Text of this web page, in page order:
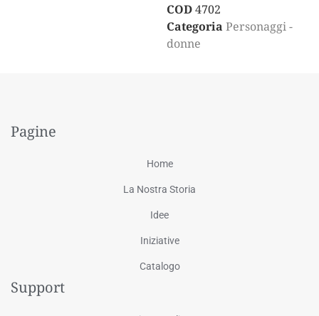
COD4702
Categoria Personaggi -
donne
Pagine
Home
La Nostra Storia
Idee
Iniziative
Catalogo
Support